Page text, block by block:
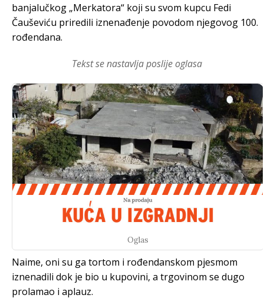
banjalučkog „Merkatora“ koji su svom kupcu Fedi
Čauševiću priredili iznenađenje povodom njegovog 100.
rođendana.
Tekst se nastavlja poslije oglasa
Oglas
Naime, oni su ga tortom i rođendanskom pjesmom
iznenadili dok je bio u kupovini, a trgovinom se dugo
prolamao i aplauz.